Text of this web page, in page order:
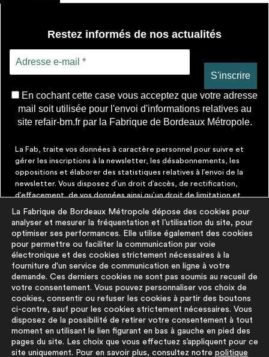
Restez informés de nos actualités
En cochant cette case vous acceptez que votre adresse
mail soit utilisée pour l'envoi d'informations relatives au
site refair-bm.fr par la Fabrique de Bordeaux Métropole.
La Fab, traite vos données à caractère personnel pour suivre et
gérer les inscriptions à la newsletter, les désabonnements, les
oppositions et élaborer des statistiques relatives à l’envoi de la
newsletter. Vous disposez d’un droit d’accès, de rectification,
d’effacement, de vos données ainsi qu’un droit de limitation et
moment faire cesser ces communications en cliquant sur le lien de
désinscription figurant dans chaque message. Vous pouvez
exercer ces droits par courrier électronique à contact@lafab-
bm.fr. Pour en savoir plus sur le traitement de vos données,
cliquezici
À PROPOS
La démarche
La base du
réemploi
PLUS D'INFORMATIONS
Mentions légales
Politique de
protection des
La Fabrique de Bordeaux Métropole dépose des cookies pour
analyser et mesurer la fréquentation et l’utilisation du site, pour
optimiser ses performances. Elle utilise également des cookies
pour permettre ou faciliter la communication par voie
électronique et des cookies strictement nécessaires à la
fourniture d'un service de communication en ligne à votre
demande. Ces derniers cookies ne sont pas soumis au recueil de
votre consentement. Vous pouvez personnaliser vos choix de
cookies, consentir ou refuser les cookies à partir des boutons
ci-contre, sauf pour les cookies strictement nécessaires. Vous
disposez de la possibilité de retirer votre consentement à tout
moment en utilisant le lien figurant en bas à gauche en pied des
pages du site. Les choix que vous effectuez s’appliquent pour ce
site uniquement. Pour en savoir plus, consultez notre politique